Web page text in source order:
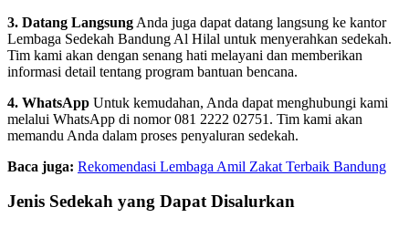
3. Datang Langsung Anda juga dapat datang langsung ke kantor
Lembaga Sedekah Bandung Al Hilal untuk menyerahkan sedekah.
Tim kami akan dengan senang hati melayani dan memberikan
informasi detail tentang program bantuan bencana.
4. WhatsApp Untuk kemudahan, Anda dapat menghubungi kami
melalui WhatsApp di nomor 081 2222 02751. Tim kami akan
memandu Anda dalam proses penyaluran sedekah.
Baca juga: Rekomendasi Lembaga Amil Zakat Terbaik Bandung
Jenis Sedekah yang Dapat Disalurkan